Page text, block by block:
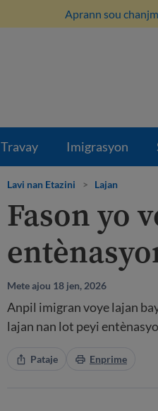
Aprann sou
Travay Imigrasyon
Lavi nan Etazini > Lajan
Fason yo
Mete ajou 18 jen, 2026
Anpil imigran voye lajan
lajan nan lot peyi
Pataje Enprime